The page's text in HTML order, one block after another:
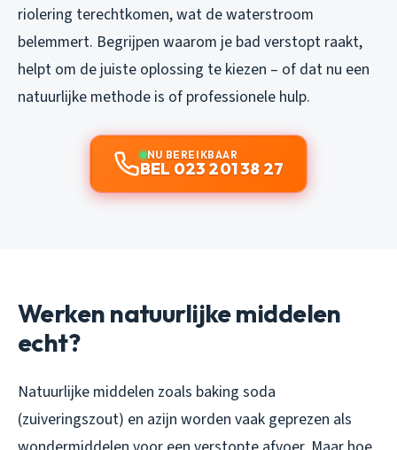
riolering terechtkomen, wat de waterstroom
belemmert. Begrijpen waarom je bad verstopt raakt,
helpt om de juiste oplossing te kiezen – of dat nu een
natuurlijke methode is of professionele hulp.
NU BEREIKBAAR
BEL 023 201 38 27
Werken natuurlijke middelen
echt?
Natuurlijke middelen zoals baking soda
(zuiveringszout) en azijn worden vaak geprezen als